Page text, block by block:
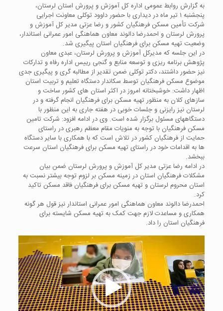
به گزارش روابط عمومی اداره کل آموزش و پرورش استان لرستان،
پنجشنبه ۱ تیر ماه در دیداری با حضور داوود توکلی معاونت اجرایی
شرکت تأمین مسکن فرهنگیان کشور و رضا عزتی مدیر کل آموزش و
پرورش لرستان و احمدرضا دالوند معاون هماهنگی امور عمرانی استاندار،
وضعیت تهیه مسکن برای فرهنگیان استان پیگیری شد.
در این جلسه که مدیرکل آموزش و پرورش لرستان، عبدی معاون
پژوهش برنامه ریزی و توسعه منابع و گنجی رییس اداره رفاه و تدارکات
نیز حضور داشتند، دکتر توکلی ضمن تقدیر از مطالبه گری و پیگیری جدی
موضوع مسکن فرهنگیان توسط سکاندار دستگاه تعلیم و تربیت استان
اظهار داشت: خوشبختانه امروز در اکثر استان های کشور ساخت و
سازهای کلان به منظور تهیه مسکن برای فرهنگیان انجام گرفته و در
لرستان نیز رایزنی و جلسات خوبی در هفته جاری به این منظور با
دستگاههای مسئول برگزار شده است. وی در ادامه افزود: شرکت تامین
مسکن فرهنگیان با توجه به منویات مقام معظم رهبری در راستای
حمایت از فرهنگیان کشور در تلاش است که با همکاری با سایر دستگاه
ها به اقدامات خود در راستای تهیه مسکن برای فرهنگیان استان سرعت
ببخشد.
در ادامه رضا عزتی مدیر کل آموزش و پرورش لرستان ضمن بیان
مشکلات فرهنگیان استان در زمینه مسکن بر لزوم توجه بیشتر نسبت به
استان محروم لرستان و تهیه مسکن برای فرهنگیان فاقد مسکن تاکید
کرد.
احمدرضا دالوند معاون هماهنگی امور عمرانی استاندار نیز قول هر گونه
همکاری و مساعدت لازم جهت کمک به تهیه مسکن شایسته برای
فرهنگیان استان را داد.